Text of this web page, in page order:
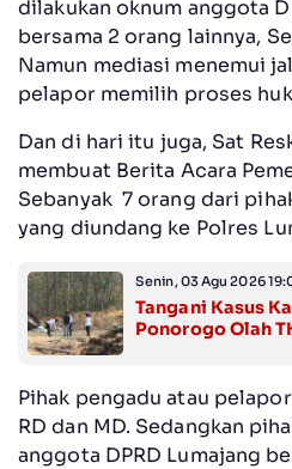
dilakukan oknum anggota
bersama 2 orang lainnya,
Namun mediasi menemui
pelapor memilih proses
Dan di hari itu juga, Sat
membuat Berita Acara
Sebanyak 7 orang dari
yang diundang ke Polres
Senin, 03 Agu 2026
Tangani Kasus
Ponorogo Olah
Pihak pengadu atau
RD dan MD. Sedangkan
anggota DPRD Lumajang